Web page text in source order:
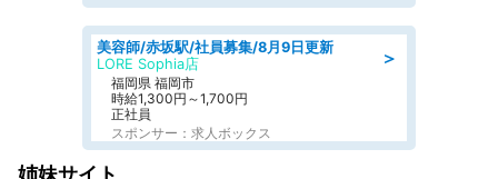
＞
美容師/赤坂駅/社員募集/8月9日更新
LORE Sophia店
福岡県 福岡市
時給1,300円～1,700円
正社員
スポンサー：求人ボックス
姉妹サイト